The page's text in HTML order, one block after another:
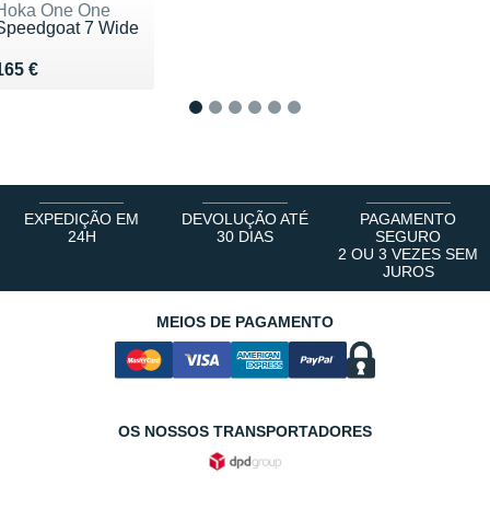
One One
7 Wide
€ 165 €
EXPEDIÇÃO EM
24H
DEVOLUÇÃO ATÉ
30 DIAS
PAGAMENTO
SEGURO
2 OU 3 VEZES SEM
JUROS
MEIOS DE PAGAMENTO
OS NOSSOS TRANSPORTADORES